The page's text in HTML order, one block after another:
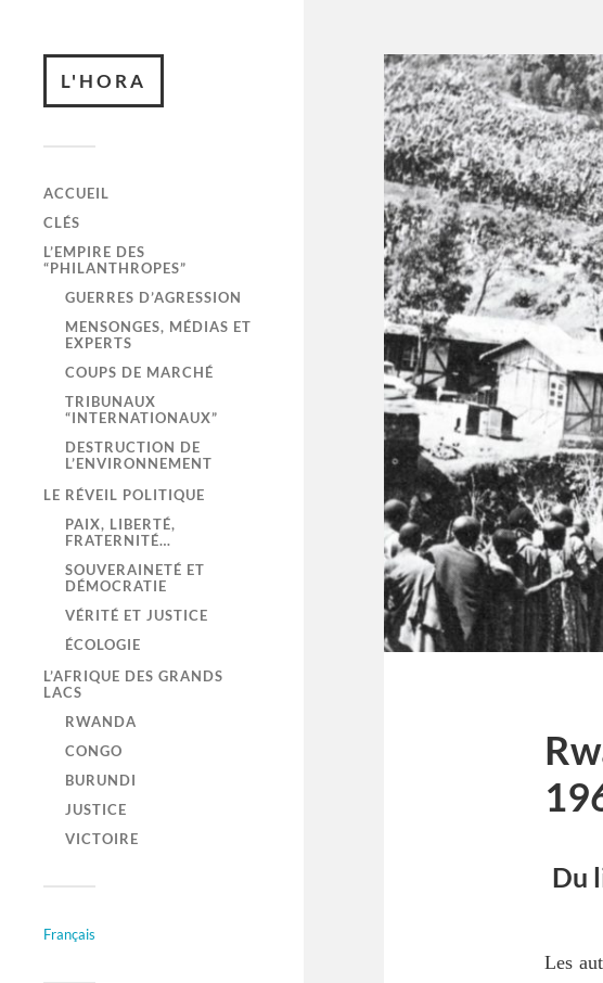
L'HORA
ACCUEIL
CLÉS
L’EMPIRE DES
“PHILANTHROPES”
GUERRES D’AGRESSION
MENSONGES, MÉDIAS ET
EXPERTS
COUPS DE MARCHÉ
TRIBUNAUX
“INTERNATIONAUX”
DESTRUCTION DE
L’ENVIRONNEMENT
LE RÉVEIL POLITIQUE
PAIX, LIBERTÉ,
FRATERNITÉ…
SOUVERAINETÉ ET
DÉMOCRATIE
VÉRITÉ ET JUSTICE
ÉCOLOGIE
L’AFRIQUE DES GRANDS
LACS
RWANDA
CONGO
BURUNDI
JUSTICE
VICTOIRE
Français
Du
Les